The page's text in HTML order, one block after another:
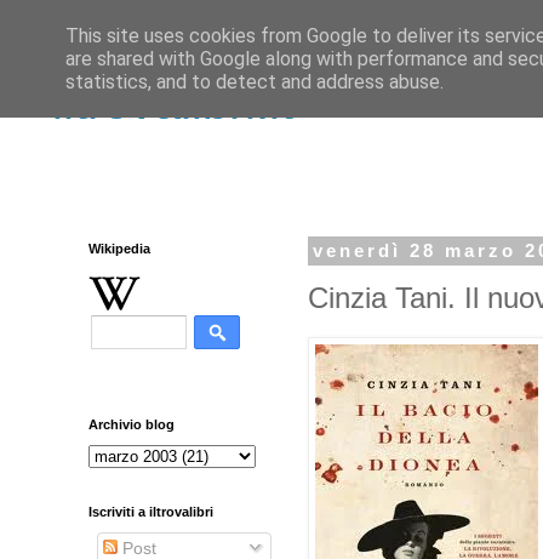
iltrovalibri.it
venerdì 28 marzo
Cinzia Tani. Il
Wikipedia
Archivio blog
Iscriviti a iltrovalibri
Post
This site uses cookies from Google to deliver its
are shared with Google along with performance and
statistics, and to detect and address abuse.